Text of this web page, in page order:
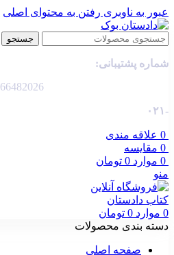
عبور به ناوبری رفتن به محتوای اصلی
جستجو
شماره پشتیبانی:
66482026
-۰۲۱
0 علاقه مندی
0 مقایسه
0 موارد 0 تومان
منو
0 موارد 0 تومان
دسته بندی محصولات
صفحه اصلی